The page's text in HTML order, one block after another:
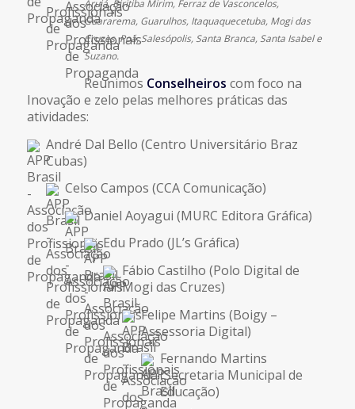
Arujá, Biritiba Mirim, Ferraz de Vasconcelos,
Guararema, Guarulhos, Itaquaquecetuba, Mogi das
Cruzes, Poá, Salesópolis, Santa Branca, Santa Isabel e
Suzano.
Reunimos Conselheiros com foco na
Inovação e zelo pelas melhores práticas das
atividades:
André Dal Bello (Centro Universitário Braz
Cubas)
Celso Campos (CCA Comunicação)
Daniel Aoyagui (MURC Editora Gráfica)
Edu Prado (JL’s Gráfica)
Fábio Castilho (Polo Digital de
Mogi das Cruzes)
Felipe Martins (Boigy –
Assessoria Digital)
Fernando Martins
(Secretaria Municipal de
Educação)